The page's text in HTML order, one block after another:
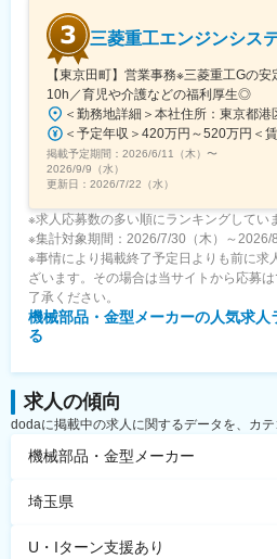
三菱重工エンジンシス
【東京田町】営業事務※三菱重工Gの
10h／育児や介護などの福利厚生◎
掲載予定期間： 2026/6/11（木） 〜
2026/9/9（水）
更新日： 2026/7/22（水）
※求人応募数の多い順にランキングしてい
※集計対象期間：2026/7/30（木）～2026/
※事情により掲載終了予定日よりも前に求
ざいます。その場合は当サイトから応募
了承ください。
機械部品・金型メーカーの人気求人
る
求人の傾向
dodaに掲載中の求人に関するデータを、カテ
機械部品・金型メーカー
埼玉県
U・Iターン支援あり